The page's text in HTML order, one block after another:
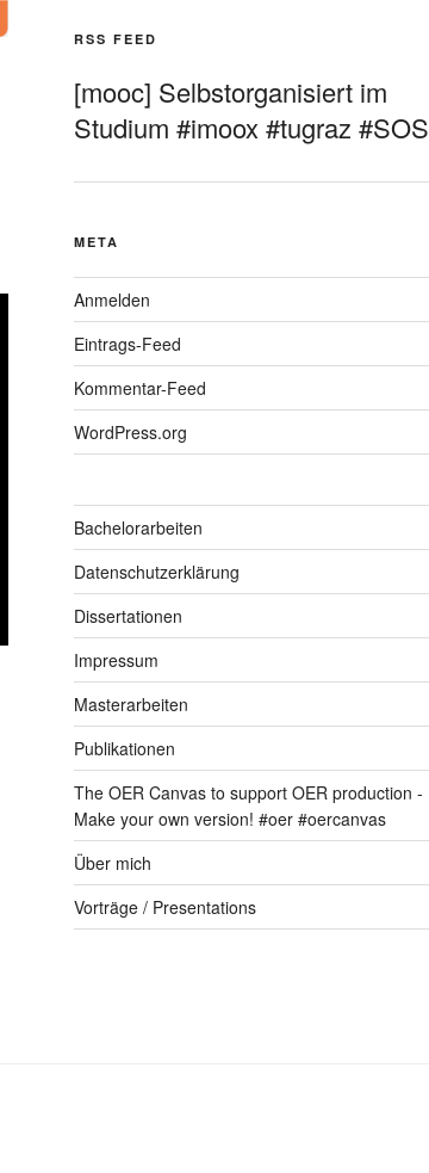
RSS FEED
[mooc] Selbstorganisiert im
Studium #imoox #tugraz #SOS
META
Anmelden
Eintrags-Feed
Kommentar-Feed
WordPress.org
Bachelorarbeiten
Datenschutzerklärung
Dissertationen
Impressum
Masterarbeiten
Publikationen
The OER Canvas to support OER production -
Make your own version! #oer #oercanvas
Über mich
Vorträge / Presentations